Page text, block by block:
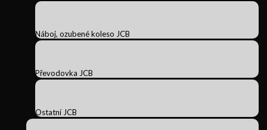
Náboj, ozubené koleso JCB
Převodovka JCB
Ostatní JCB